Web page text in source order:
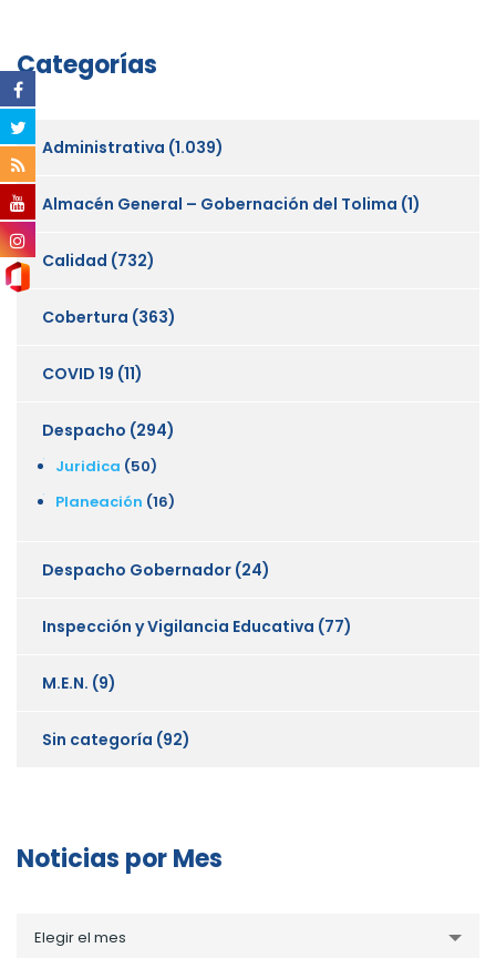
Categorías
Administrativa (1.039)
Almacén General – Gobernación del Tolima (1)
Calidad (732)
Cobertura (363)
COVID 19 (11)
Despacho (294)
Juridica (50)
Planeación (16)
Despacho Gobernador (24)
Inspección y Vigilancia Educativa (77)
M.E.N. (9)
Sin categoría (92)
Noticias por Mes
porElegir el mes